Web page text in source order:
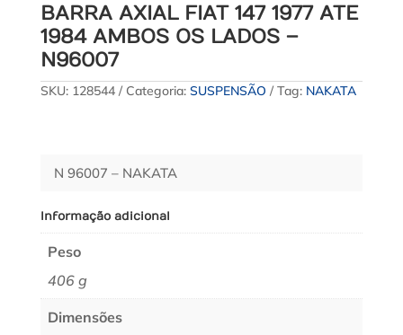
BARRA AXIAL FIAT 147 1977 ATE
1984 AMBOS OS LADOS –
N96007
SKU: 128544 Categoria: SUSPENSÃO Tag: NAKATA
N 96007 – NAKATA
Informação adicional
Peso
406 g
Dimensões